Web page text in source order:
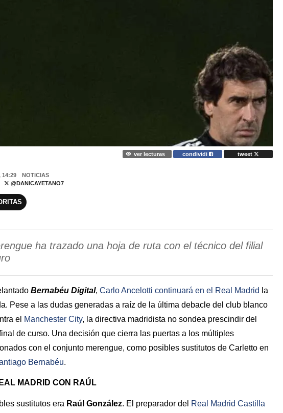
ver lecturas condividi tweet
14:29
NOTICIAS
@DANICAYETANO7
ha trazado una hoja de ruta con el técnico del filial
Bernabéu Digital, Carlo Ancelotti continuará en el Real Madrid la
Pese a las dudas generadas a raíz de la última debacle del club blanco
el Manchester City, la directiva madridista no sondea prescindir del
de curso. Una decisión que cierra las puertas a los múltiples
con el conjunto merengue, como posibles sustitutos de Carletto en
Bernabéu.
MADRID CON RAÚL
sustitutos era Raúl González. El preparador del Real Madrid Castilla